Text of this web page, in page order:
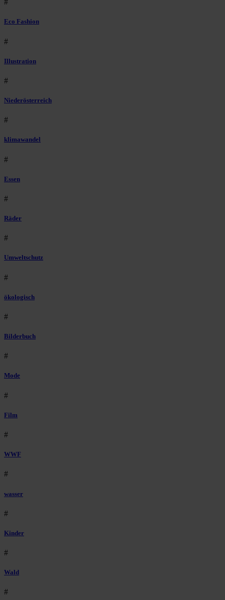
#
Eco Fashion
#
Illustration
#
Niederösterreich
#
klimawandel
#
Essen
#
Räder
#
Umweltschutz
#
ökologisch
#
Bilderbuch
#
Mode
#
Film
#
WWF
#
wasser
#
Kinder
#
Wald
#